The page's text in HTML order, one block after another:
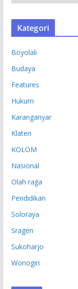
R
S
Kategori
Boyolali
Budaya
Features
Hukum
Karanganyar
Klaten
KOLOM
Nasional
Olah raga
Pendidikan
Soloraya
Sragen
Sukoharjo
Wonogiri